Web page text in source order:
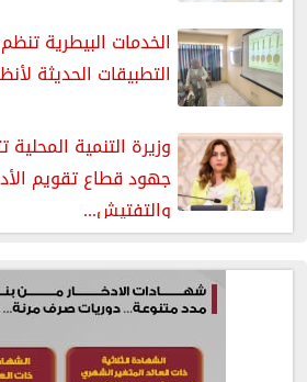
الخدمات البيطرية
التطبيقات الحديثة
وزيرة التنمية
جهود قطاع تقويم
والتفتيش...